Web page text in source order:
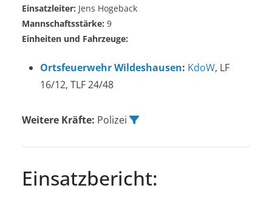
Einsatzleiter: Jens Hogeback
Mannschaftsstärke: 9
Einheiten und Fahrzeuge:
Ortsfeuerwehr Wildeshausen: KdoW, LF
16/12, TLF 24/48
Weitere Kräfte: Polizei
Einsatzbericht: